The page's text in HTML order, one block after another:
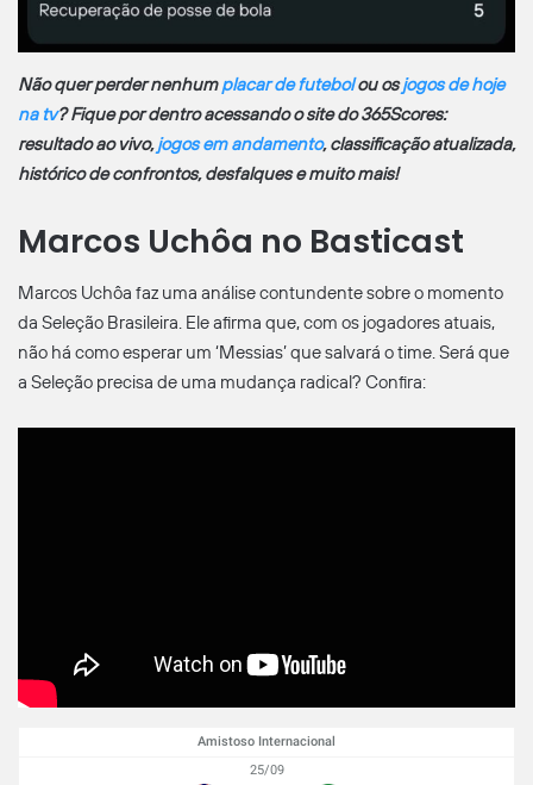
Não quer perder nenhumplacar de futebolou osjogos de hoje
na tv? Fique por dentro acessando o site do 365Scores:
resultado ao vivo,jogos em andamento, classificação atualizada,
histórico de confrontos, desfalques e muito mais!
Marcos Uchôa no Basticast
Marcos Uchôa faz uma análise contundente sobre o momento
da Seleção Brasileira. Ele afirma que, com os jogadores atuais,
não há como esperar um ‘Messias’ que salvará o time. Será que
a Seleção precisa de uma mudança radical? Confira:
Amistoso Internacional
25/09